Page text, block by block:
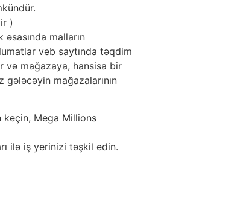
)
malların
veb saytında təqdim
mağazaya, hansisa bir
mağazalarının
keçin, Mega Millions
ilə iş yerinizi təşkil edin.